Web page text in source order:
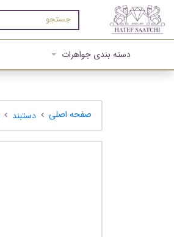
دسته بندی جواهرات
صفحه اصلی دستبند